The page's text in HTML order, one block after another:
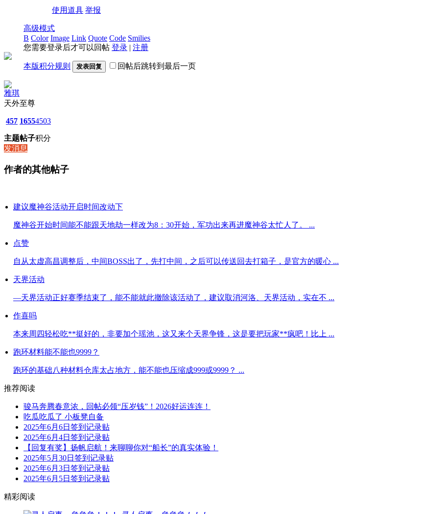
使用道具 举报
高级模式
B Color Image Link Quote Code Smilies
您需要登录后才可以回帖 登录 | 注册
本版积分规则 发表回复 回帖后跳转到最后一页
雅琪
天外至尊
457
主题
1655
帖子
4503
积分
发消息
作者的其他帖子
建议魔神谷活动开启时间改动下
魔神谷开始时间能不能跟天地劫一样改为8：30开始，军功出来再进魔神谷太忙人了。 ...
点赞
自从太虚高昌调整后，中间BOSS出了，先打中间，之后可以传送回去打箱子，是官方的暖心 ...
天界活动
—天界活动正好赛季结束了，能不能就此撤除该活动了，建议取消河洛、天界活动，实在不 ...
作喜吗
本来周四轻松吃**挺好的，非要加个瑶池，这又来个天界争锋，这是要把玩家**疯吧！比上 ...
跑环材料能不能也9999？
跑环的基础八种材料仓库太占地方，能不能也压缩成999或9999？ ...
推荐阅读
骏马奔腾春意浓，回帖必领“压岁钱”！2026好运连连！
吃瓜吃瓜了 小板凳自备
2025年6月6日签到记录贴
2025年6月4日签到记录贴
【回复有奖】扬帆启航！来聊聊你对“船长”的真实体验！
2025年5月30日签到记录贴
2025年6月3日签到记录贴
2025年6月5日签到记录贴
精彩阅读